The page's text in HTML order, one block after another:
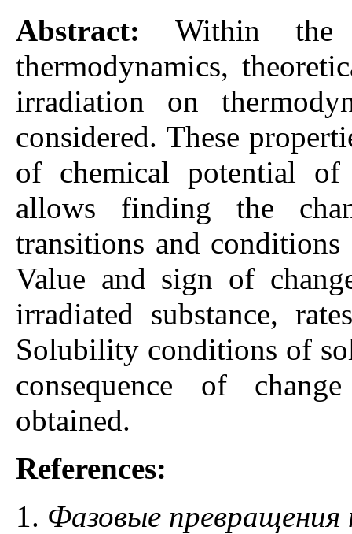
Abstract:Within the
thermodynamics,
irradiation on
considered. These
of chemical potential
allows finding the
transitions and
Value and sign of
irradiated substance,
Solubility conditions of
consequence of
obtained.
References:
1. Фазовые превращения